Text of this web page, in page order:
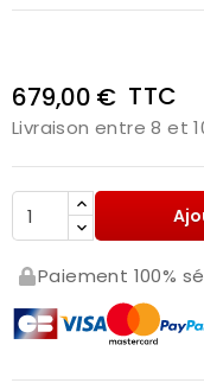
679,00 € TTC
Livraison entre 8 et
Paiement 100%